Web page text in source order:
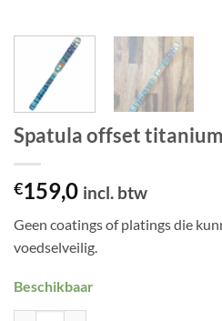
Spatula offset
€159,0 incl. btw
Geen coatings of platings die
voedselveilig.
Beschikbaar